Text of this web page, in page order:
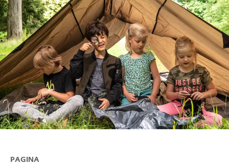
PAGINA